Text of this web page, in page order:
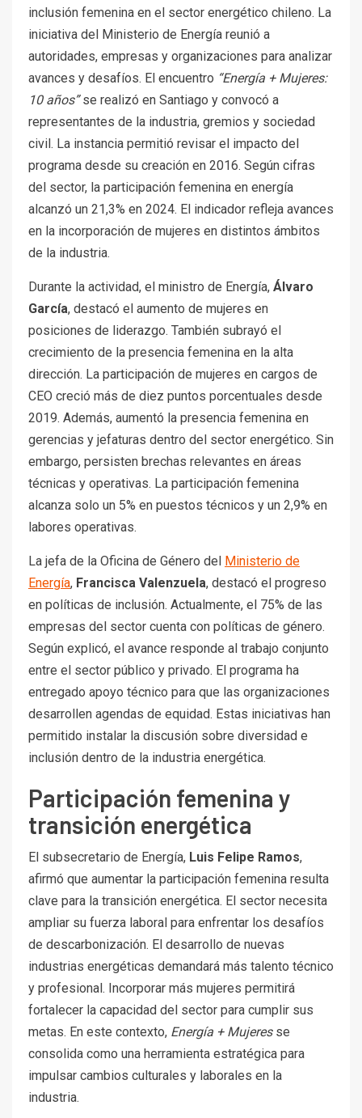
inclusión femenina en el sector energético chileno. La
iniciativa del Ministerio de Energía reunió a
autoridades, empresas y organizaciones para analizar
avances y desafíos. El encuentro “Energía + Mujeres:
10 años”se realizó en Santiago y convocó a
representantes de la industria, gremios y sociedad
civil. La instancia permitió revisar el impacto del
programa desde su creación en 2016. Según cifras
del sector, la participación femenina en energía
alcanzó un 21,3% en 2024. El indicador refleja avances
en la incorporación de mujeres en distintos ámbitos
de la industria.
Durante la actividad, el ministro de Energía, Álvaro
García, destacó el aumento de mujeres en
posiciones de liderazgo. También subrayó el
crecimiento de la presencia femenina en la alta
dirección. La participación de mujeres en cargos de
CEO creció más de diez puntos porcentuales desde
2019. Además, aumentó la presencia femenina en
gerencias y jefaturas dentro del sector energético. Sin
embargo, persisten brechas relevantes en áreas
técnicas y operativas. La participación femenina
alcanza solo un 5% en puestos técnicos y un 2,9% en
labores operativas.
La jefa de la Oficina de Género del Ministerio de
Energía, Francisca Valenzuela, destacó el progreso
en políticas de inclusión. Actualmente, el 75% de las
empresas del sector cuenta con políticas de género.
Según explicó, el avance responde al trabajo conjunto
entre el sector público y privado. El programa ha
entregado apoyo técnico para que las organizaciones
desarrollen agendas de equidad. Estas iniciativas han
permitido instalar la discusión sobre diversidad e
inclusión dentro de la industria energética.
Participación femenina y
transición energética
El subsecretario de Energía, Luis Felipe Ramos,
afirmó que aumentar la participación femenina resulta
clave para la transición energética. El sector necesita
ampliar su fuerza laboral para enfrentar los desafíos
de descarbonización. El desarrollo de nuevas
industrias energéticas demandará más talento técnico
y profesional. Incorporar más mujeres permitirá
fortalecer la capacidad del sector para cumplir sus
metas. En este contexto, Energía + Mujeresse
consolida como una herramienta estratégica para
impulsar cambios culturales y laborales en la
industria.